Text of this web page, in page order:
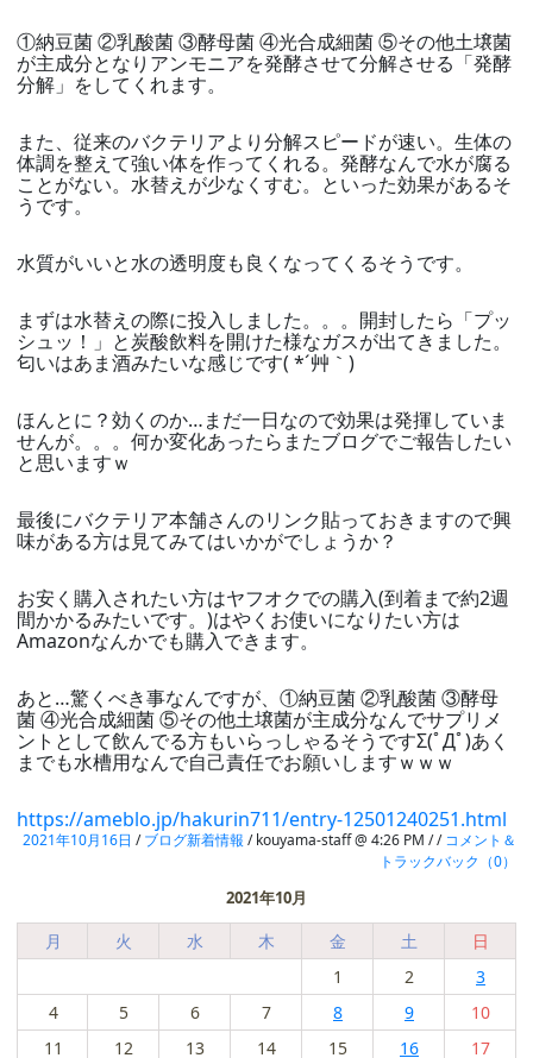
①納豆菌 ②乳酸菌 ③酵母菌 ④光合成細菌 ⑤その他土壌菌
が主成分となりアンモニアを発酵させて分解させる「発酵
分解」をしてくれます。
また、従来のバクテリアより分解スピードが速い。生体の
体調を整えて強い体を作ってくれる。発酵なんで水が腐る
ことがない。水替えが少なくすむ。といった効果があるそ
うです。
水質がいいと水の透明度も良くなってくるそうです。
まずは水替えの際に投入しました。。。開封したら「プッ
シュッ！」と炭酸飲料を開けた様なガスが出てきました。
匂いはあま酒みたいな感じです( *´艸｀)
ほんとに？効くのか…まだ一日なので効果は発揮していま
せんが。。。何か変化あったらまたブログでご報告したい
と思いますｗ
最後にバクテリア本舗さんのリンク貼っておきますので興
味がある方は見てみてはいかがでしょうか？
お安く購入されたい方はヤフオクでの購入(到着まで約2週
間かかるみたいです。)はやくお使いになりたい方は
Amazonなんかでも購入できます。
あと…驚くべき事なんですが、①納豆菌 ②乳酸菌 ③酵母
菌 ④光合成細菌 ⑤その他土壌菌が主成分なんでサプリメ
ントとして飲んでる方もいらっしゃるそうですΣ(ﾟДﾟ)あく
までも水槽用なんで自己責任でお願いしますｗｗｗ
https://ameblo.jp/hakurin711/entry-12501240251.html
2021年10月16日 /ブログ新着情報 / kouyama-staff @ 4:26 PM / /コメント＆
トラックバック（0）
2021年10月
月 火 水 木 金 土
日
1
2
3
4
5 6 7 8 9
10
11
12 13 14 15 16 17